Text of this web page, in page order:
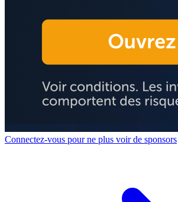
Connectez-vous pour ne plus voir de sponsors